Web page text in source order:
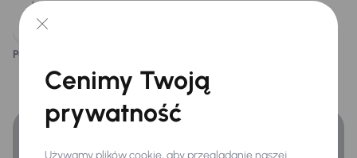
Kompresor -zestaw naprawczy
Bluetooth
benzynowy 35 TFSI o mocy 149KM z napędem
hybrydowym.
Podoba ci się ten opis?
Finansowanie
Zyskaj lepsze warunki finansowania niż v banku.
Cenimy Twoją
prywatność
Używamy plików cookie, aby przeglądanie naszej